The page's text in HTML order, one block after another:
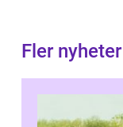
Fler nyheter